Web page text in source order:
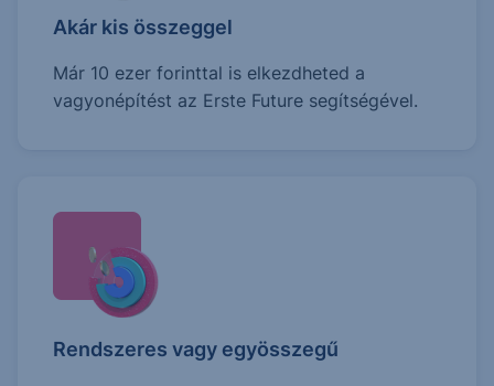
Akár kis összeggel
Már 10 ezer forinttal is elkezdheted a
vagyonépítést az Erste Future segítségével.
Rendszeres vagy egyösszegű